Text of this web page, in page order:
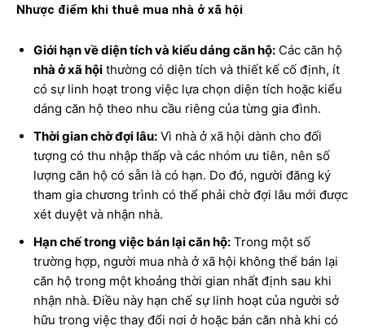
Nhược điểm khi thuê mua nhà ở xã hội
Giới hạn về diện tích và kiểu dáng căn hộ: Các căn hộ
nhà ở xã hội thường có diện tích và thiết kế cố định, ít
có sự linh hoạt trong việc lựa chọn diện tích hoặc kiểu
dáng căn hộ theo nhu cầu riêng của từng gia đình.
Thời gian chờ đợi lâu: Vì nhà ở xã hội dành cho đối
tượng có thu nhập thấp và các nhóm ưu tiên, nên số
lượng căn hộ có sẵn là có hạn. Do đó, người đăng ký
tham gia chương trình có thể phải chờ đợi lâu mới được
xét duyệt và nhận nhà.
Hạn chế trong việc bán lại căn hộ: Trong một số
trường hợp, người mua nhà ở xã hội không thể bán lại
căn hộ trong một khoảng thời gian nhất định sau khi
nhận nhà. Điều này hạn chế sự linh hoạt của người sở
hữu trong việc thay đổi nơi ở hoặc bán căn nhà khi có